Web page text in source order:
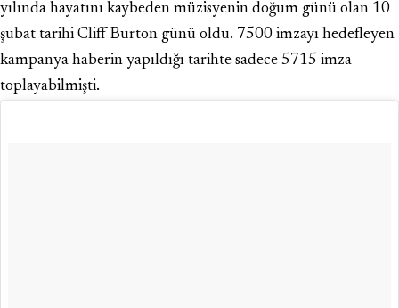
yılında hayatını kaybeden müzisyenin doğum günü olan 10
şubat tarihi Cliff Burton günü oldu. 7500 imzayı hedefleyen
kampanya haberin yapıldığı tarihte sadece 5715 imza
toplayabilmişti.